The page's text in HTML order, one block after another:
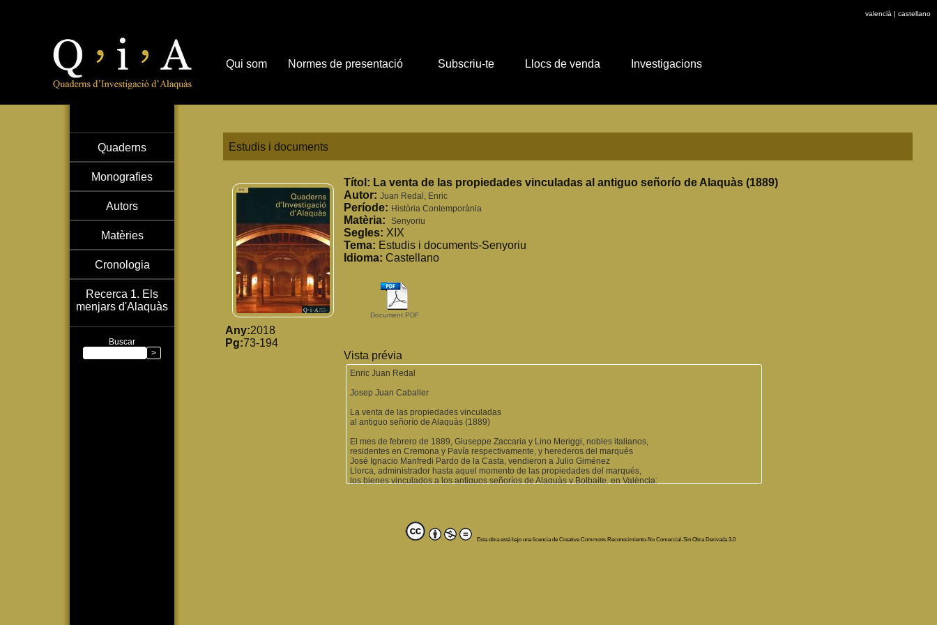
valencià | castellano
Quaderns
Monografies
Autors
Matèries
Cronologia
Recerca 1. Els
menjars d'Alaquàs
Buscar
Estudis i documents
Any:2018
Pg:73-194
Títol: La venta de las propiedades vinculadas al antiguo señorío de Alaquàs (1889)
Autor: Juan Redal, Enric
Període: Història Contemporània
Matèria: Senyoriu
Segles: XIX
Tema: Estudis i documents-Senyoriu
Idioma: Castellano
Document PDF
Vista prévia
Enric Juan Redal
Josep Juan Caballer
La venta de las propiedades vinculadas
al antiguo señorío de Alaquàs (1889)
El mes de febrero de 1889, Giuseppe Zaccaria y Lino Meriggi, nobles italianos,
residentes en Cremona y Pavía respectivamente, y herederos del marqués
José Ignacio Manfredi Pardo de la Casta, vendieron a Julio Giménez
Llorca, administrador hasta aquel momento de las propiedades del marqués,
los bienes vinculados a los antiguos señoríos de Alaquàs y Bolbaite, en València;
De esta manera la propiedad señorial de los Berenguer Martí de Torres, García
de Aguilar y Pardo de la Casta, vinculada a dichos linajes desde la primera
mitad del siglo xvi, se vendía casi cuatrocientos años más tarde.Esta obra está bajo una licencia de Creative Commons Reconocimiento-No Comercial-Sin Obra Derivada 3.0
Qui som Normes de presentació Subscriu-te Llocs de venda Investigacions